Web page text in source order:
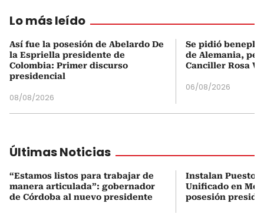
Lo más leído
Así fue la posesión de Abelardo De
la Espriella presidente de
Colombia: Primer discurso
presidencial
08/08/2026
Se pidió
de Alemania,
Canciller Rosa
06/08/2026
Últimas Noticias
“Estamos listos para trabajar de
manera articulada”: gobernador
de Córdoba al nuevo presidente
Instalan Puesto
Unificado en
posesión